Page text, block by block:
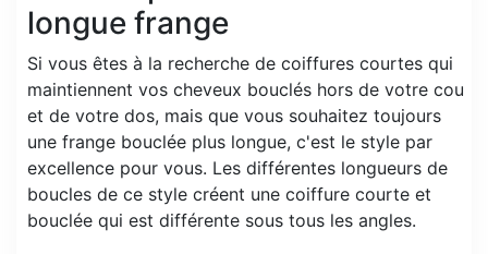
longue frange
Si vous êtes à la recherche de coiffures courtes qui
maintiennent vos cheveux bouclés hors de votre cou
et de votre dos, mais que vous souhaitez toujours
une frange bouclée plus longue, c'est le style par
excellence pour vous. Les différentes longueurs de
boucles de ce style créent une coiffure courte et
bouclée qui est différente sous tous les angles.